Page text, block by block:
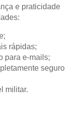
e praticidade
rápidas;
para e-mails;
seguro
militar.